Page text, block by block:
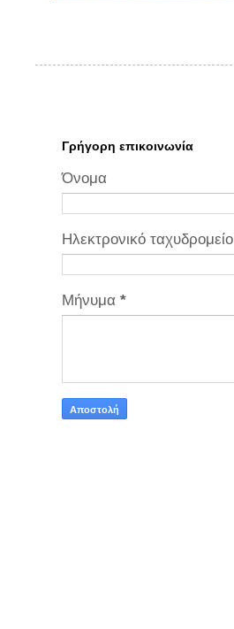
Γρήγορη επικοινωνία
Όνομα
Ηλεκτρονικό ταχυδρομείο
Μήνυμα *